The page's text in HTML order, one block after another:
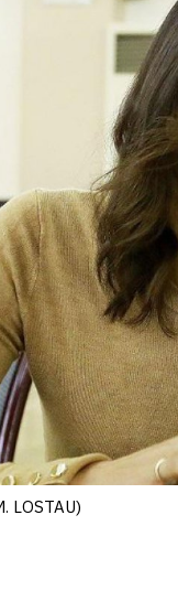
LOSTAU)